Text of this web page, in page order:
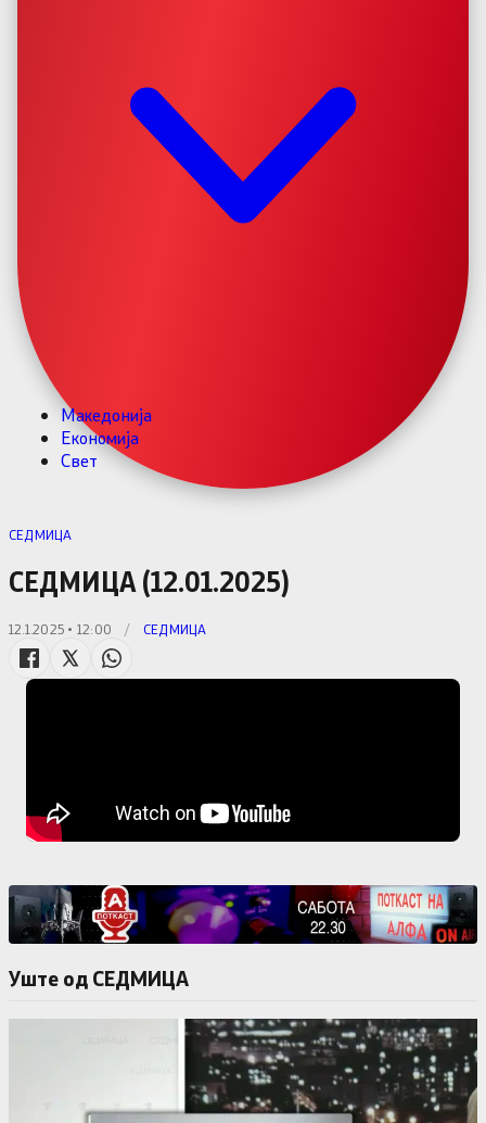
Македонија
Економија
Свет
СЕДМИЦА
СЕДМИЦА (12.01.2025)
12.1.2025 • 12:00 / СЕДМИЦА
Уште од СЕДМИЦА